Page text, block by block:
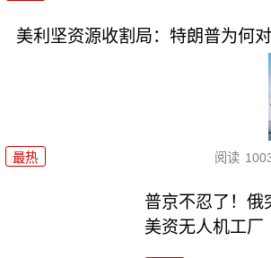
美利坚资源收割局：特朗普为何
最热 阅读
普京不忍了！俄
美资无人机工厂